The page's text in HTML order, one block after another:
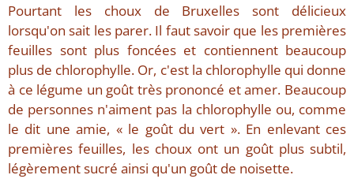
Pourtant les choux de Bruxelles sont délicieux
lorsqu'on sait les parer. Il faut savoir que les premières
feuilles sont plus foncées et contiennent beaucoup
plus de chlorophylle. Or, c'est la chlorophylle qui donne
à ce légume un goût très prononcé et amer. Beaucoup
de personnes n'aiment pas la chlorophylle ou, comme
le dit une amie, « le goût du vert ». En enlevant ces
premières feuilles, les choux ont un goût plus subtil,
légèrement sucré ainsi qu'un goût de noisette.